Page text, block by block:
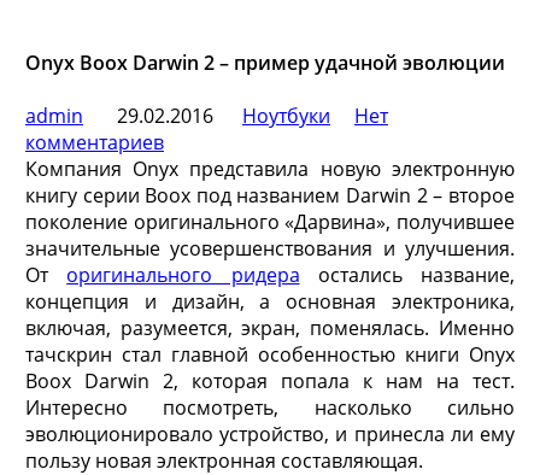
Onyx Boox Darwin 2 – пример удачной эволюции
admin
29.02.2016 Ноутбуки
Нет
комментариев
Компания Onyx представила новую электронную
книгу серии Boox под названием Darwin 2 – второе
поколение оригинального «Дарвина», получившее
значительные усовершенствования и улучшения.
От оригинального ридера остались название,
концепция и дизайн, а основная электроника,
включая, разумеется, экран, поменялась. Именно
тачскрин стал главной особенностью книги Onyx
Boox Darwin 2, которая попала к нам на тест.
Интересно посмотреть, насколько сильно
эволюционировало устройство, и принесла ли ему
пользу новая электронная составляющая.